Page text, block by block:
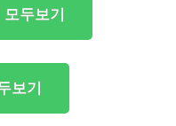
두보기
보기